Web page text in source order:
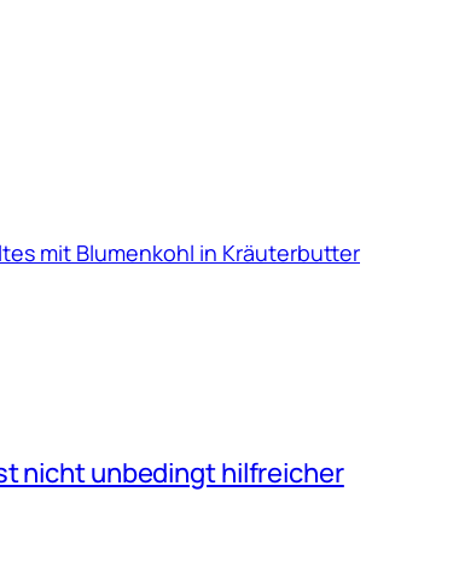
mit Blumenkohl in Kräuterbutter
nicht unbedingt hilfreicher